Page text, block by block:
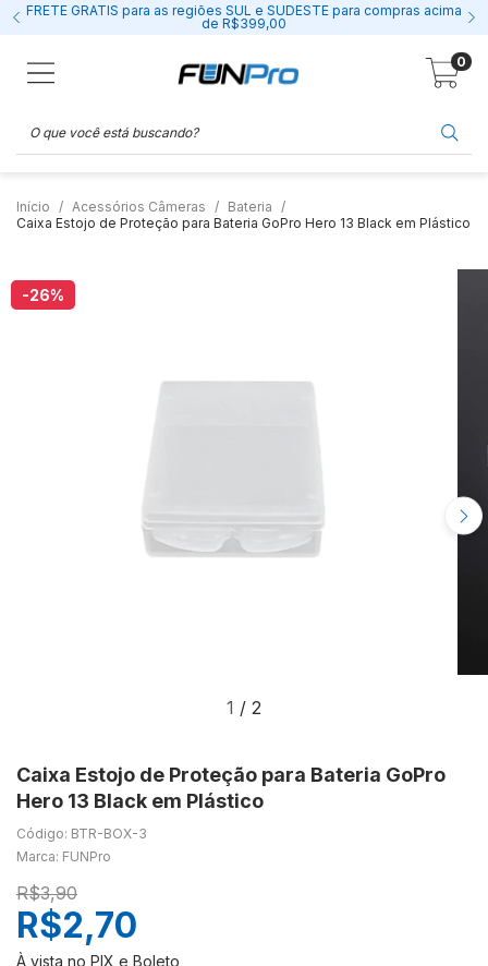
FRETE GRÁTIS para as regiões SUL e SUDESTE para compras acima
de R$399,00
0
Início Acessórios Câmeras
Bateria
Caixa Estojo de Proteção para Bateria GoPro Hero 13 Black em Plástico
-26%
1 / 2
Caixa Estojo de Proteção para Bateria GoPro
Hero 13 Black em Plástico
Código: BTR-BOX-3
Marca: FUNPro
R$3,90
R$2,70